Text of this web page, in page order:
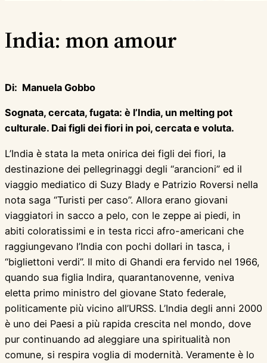
India: mon amour
Di: Manuela Gobbo
Sognata, cercata, fugata: è l’India, un melting pot
culturale. Dai figli dei fiori in poi, cercata e voluta.
L’India è stata la meta onirica dei figli dei fiori, la
destinazione dei pellegrinaggi degli “arancioni” ed il
viaggio mediatico di Suzy Blady e Patrizio Roversi nella
nota saga “Turisti per caso”. Allora erano giovani
viaggiatori in sacco a pelo, con le zeppe ai piedi, in
abiti coloratissimi e in testa ricci afro-americani che
raggiungevano l’India con pochi dollari in tasca, i
“bigliettoni verdi”. Il mito di Ghandi era fervido nel 1966,
quando sua figlia Indira, quarantanovenne, veniva
eletta primo ministro del giovane Stato federale,
politicamente più vicino all’URSS. L’India degli anni 2000
è uno dei Paesi a più rapida crescita nel mondo, dove
pur continuando ad aleggiare una spiritualità non
comune, si respira voglia di modernità. Veramente è lo